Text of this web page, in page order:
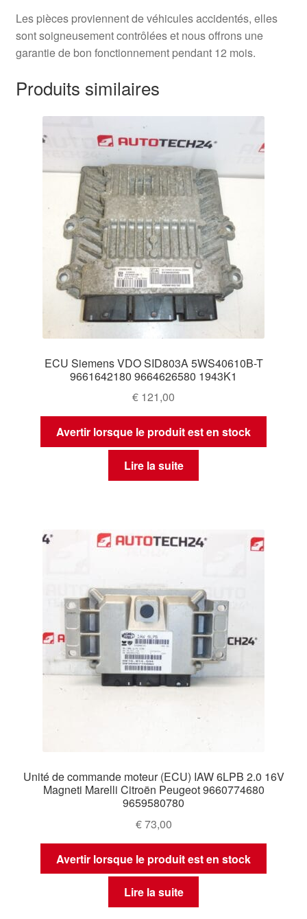
Les pièces proviennent de véhicules accidentés, elles
sont soigneusement contrôlées et nous offrons une
garantie de bon fonctionnement pendant 12 mois.
Produits similaires
ECU Siemens VDO SID803A 5WS40610B-T
9661642180 9664626580 1943K1
€ 121,00
Avertir lorsque le produit est en stock
Lire la suite
Unité de commande moteur (ECU) IAW 6LPB 2.0 16V
Magneti Marelli Citroën Peugeot 9660774680
9659580780
€73,00
Avertir lorsque le produit est en stock
Lire la suite